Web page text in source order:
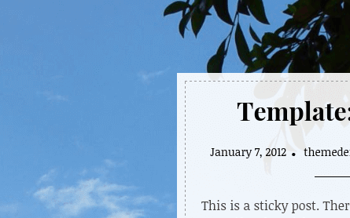
Versión de WordPress
Página de inicio del tema